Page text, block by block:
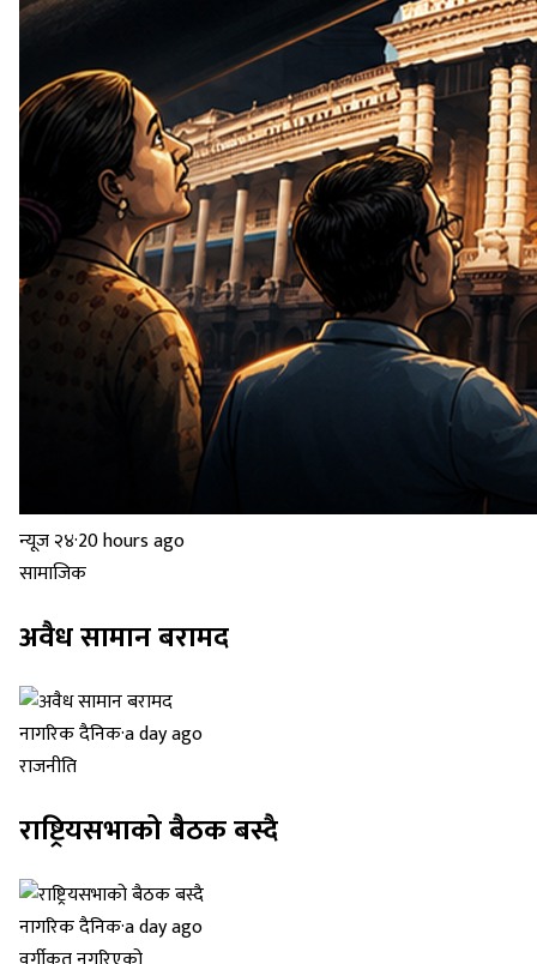
न्यूज २४·20 hours ago
सामाजिक
अवैध सामान बरामद
नागरिक दैनिक·a day ago
राजनीति
राष्ट्रियसभाको बैठक बस्दै
नागरिक दैनिक·a day ago